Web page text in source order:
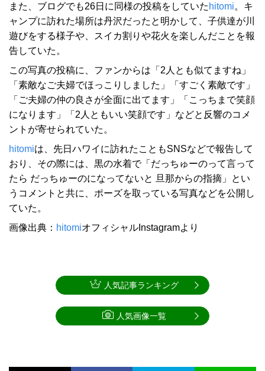
また、ブログでも26日に同様の投稿をしていた hitomi。キ
ャンプに訪れた場所は丹沢だったと明かして、子供達が川
遊びをする様子や、スイカ割りや花火を楽しんだことを報
告していた。
この写真の投稿に、ファンからは「2人とも似てますね」
「素敵なご夫婦でほっこりしました」「すごく素敵です」
「ご夫婦の仲の良さが全面に出てます」「こっちまで笑顔
になります」「2人ともいい笑顔です」などと反響のコメ
ントが寄せられていた。
hitomiは、先日ハワイに訪れたこともSNSなどで報告して
おり、その際には、黒の水着で「だっちゅーのって言って
たら だっちゅーのになってないと 旦那からの指摘」とい
うコメントと共に、ポーズを取っている写真などを公開し
ていた。
画像出典： hitomiオフィシャルInstagramより
人気記事ランキング
人気画像一覧